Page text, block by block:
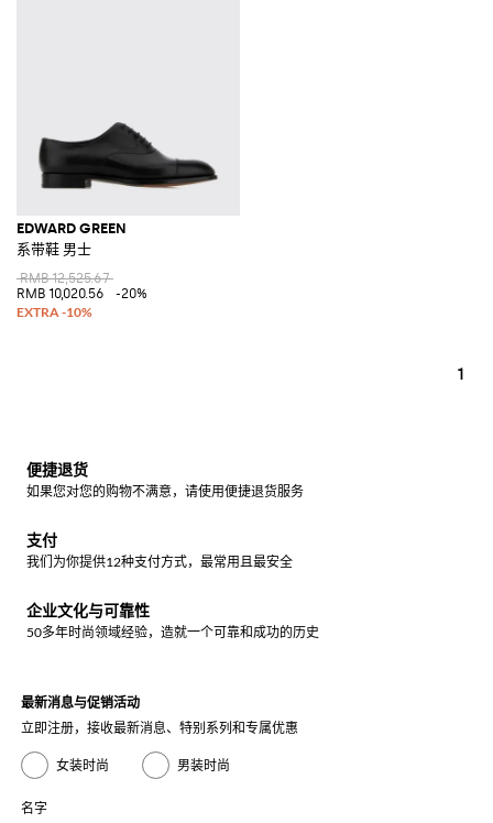
EDWARD GREEN
系带鞋 男士
RMB 12,525.67
RMB 10,020.56
-20%
1
便捷退货
如果您对您的购物不满意，请使用便捷退货服务
支付
我们为你提供12种支付方式，最常用且最安全
企业文化与可靠性
50多年时尚领域经验，造就一个可靠和成功的历史
最新消息与促销活动
立即注册，接收最新消息、特别系列和专属优惠
女装时尚 男装时尚
名字